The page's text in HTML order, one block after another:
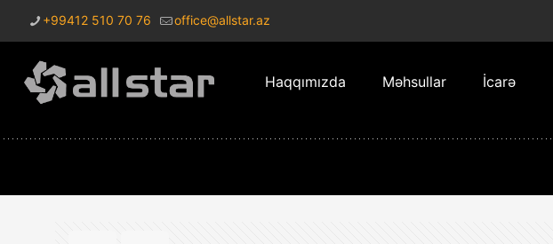
+99412 510 70 76 office@allstar.az
Haqqımızda Məhsullar İcarə